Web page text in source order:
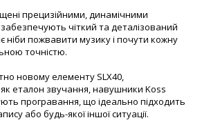
прецизійними, динамічними
чіткий та деталізований
ніби пожвавити музику і почути кожну
точністю.
новому елементу SLX40,
еталон звучання, навушники Koss
програвання, що ідеально підходить
або будь-якої іншої ситуації.